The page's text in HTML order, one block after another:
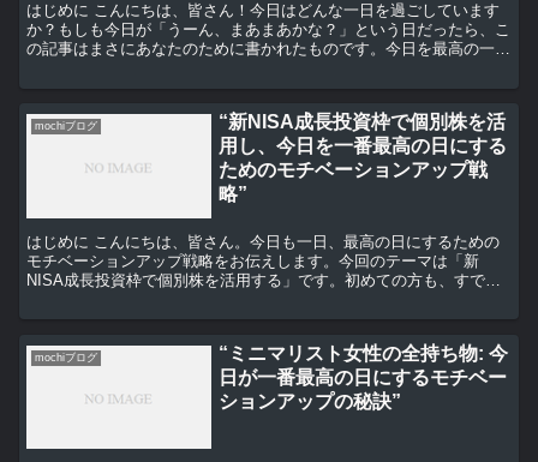
はじめに こんにちは、皆さん！今日はどんな一日を過ごしています
か？もしも今日が「うーん、まあまあかな？」という日だったら、こ
の記事はまさにあなたのために書かれたものです。今日を最高の一日
mochiブログ
“新NISA成長投資枠で個別株を活
用し、今日を一番最高の日にする
ためのモチベーションアップ戦
略”
はじめに こんにちは、皆さん。今日も一日、最高の日にするための
モチベーションアップ戦略をお伝えします。今回のテーマは「新
NISA成長投資枠で個別株を活用する」です。初めての方も、すでに
mochiブログ
“ミニマリスト女性の全持ち物: 今
日が一番最高の日にするモチベー
ションアップの秘訣”